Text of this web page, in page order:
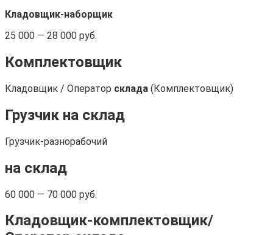
Кладовщик-наборщик
25 000 — 28 000 руб.
Комплектовщик
Кладовщик / Оператор склада (Комплектовщик)
Грузчик на склад
Грузчик-разнорабочий
на склад
60 000 — 70 000 руб.
Кладовщик-комплектовщик/